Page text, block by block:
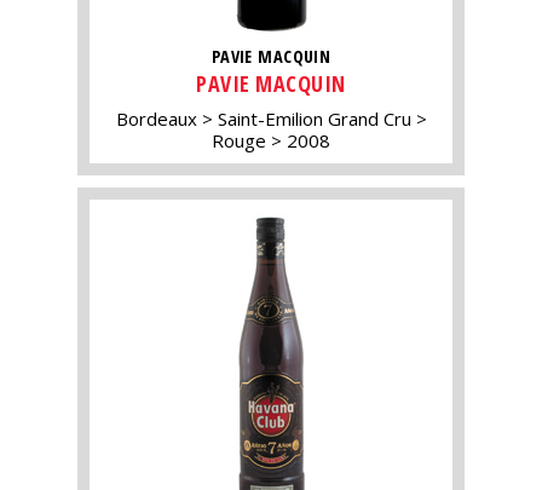
PAVIE MACQUIN
PAVIE MACQUIN
Bordeaux
Saint-Emilion Grand Cru
Rouge
2008